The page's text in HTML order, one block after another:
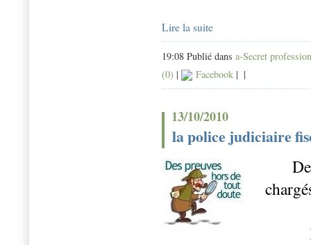
Lire la suite
19:08 Publié dans a-Secret
(0) | Facebook | |
13/10/2010
la police judiciaire